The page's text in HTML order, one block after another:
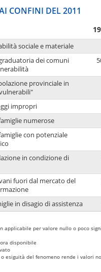
CONFINI DEL 2011
sociale e materiale
dei comuni
provinciale in
impropri
numerose
con potenziale
in condizione di
fuori dal mercato del
in disagio di assistenza
applicabile per valore nullo o poco
disponibile
o esiguità del fenomeno rende i valori